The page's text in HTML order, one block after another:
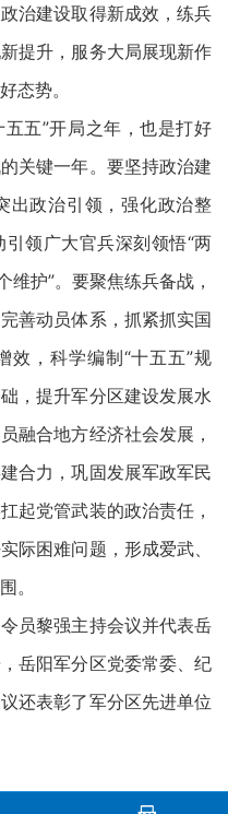
治建设取得新成效，练兵
提升，服务大局展现新作
态势。
五”开局之年，也是打好
关键一年。要坚持政治建
出政治引领，强化政治整
领广大官兵深刻领悟“两
维护”。要聚焦练兵备战，
善动员体系，抓紧抓实国
效，科学编制“十五五”规
，提升军分区建设发展水
融合地方经济社会发展，
合力，巩固发展军政军民
起党管武装的政治责任，
际困难问题，形成爱武、
。
黎强主持会议并代表岳
岳阳军分区党委常委、纪
还表彰了军分区先进单位